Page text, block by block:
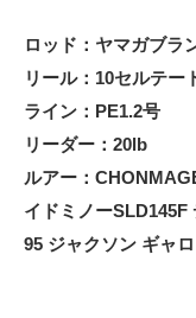
ロッド：ヤマガブラ
リール：10セルテー
ライン：PE1.2号
リーダー：20lb
ルアー：
イドミノーSLD145F
95 ジャクソン ギャ